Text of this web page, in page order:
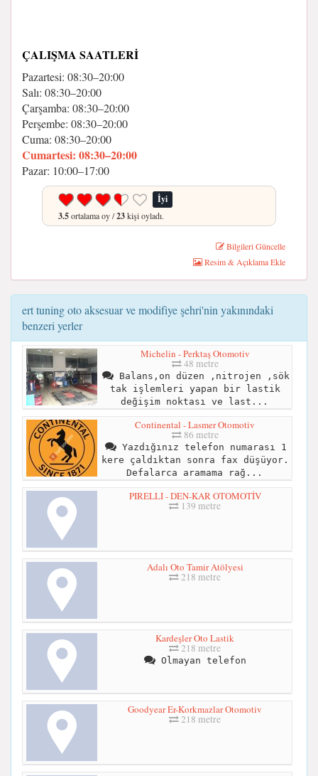
ÇALIŞMA SAATLERI
Pazartesi: 08:30–20:00
Salı: 08:30–20:00
Çarşamba: 08:30–20:00
Perşembe: 08:30–20:00
Cuma: 08:30–20:00
Cumartesi: 08:30–20:00
Pazar: 10:00–17:00
İyi
3.5ortalama oy /23kişi oyladı.
Bilgileri Güncelle
Resim & Açıklama Ekle
ert tuning oto aksesuar ve modifiye şehri'nin yakınındaki
benzeri yerler
Michelin - Perktaş Otomotiv
48 metre
Balans,on düzen ,nitrojen ,sök
tak işlemleri yapan bir lastik
değişim noktası ve last...
Continental - Lasmer Otomotiv
86 metre
Yazdığınız telefon numarası 1
kere çaldıktan sonra fax düşüyor.
Defalarca aramama rağ...
PIRELLI - DEN-KAR OTOMOTİV
139 metre
Adalı Oto Tamir Atölyesi
218 metre
Kardeşler Oto Lastik
218 metre
Olmayan telefon
Goodyear Er-Korkmazlar Otomotiv
218 metre